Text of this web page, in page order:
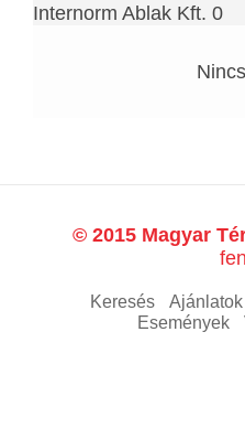
Internorm Ablak Kft. 0
© 2015 Magyar
Keresés
Események